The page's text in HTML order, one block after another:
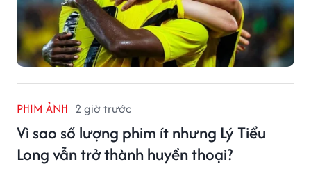
PHIM ẢNH 2 giờ trước
Vì sao số lượng phim ít nhưng Lý Tiểu
Long vẫn trở thành huyền thoại?